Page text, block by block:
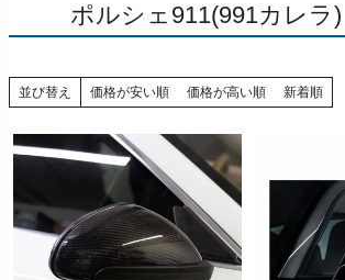
ポルシェ911(991カレラ
並び替え 価格が安い順 価格が高い順 新着順